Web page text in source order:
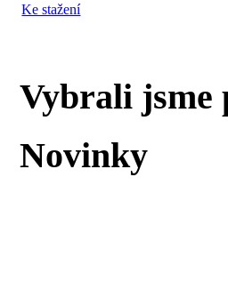
Ke stažení
Vybrali jsme
Novinky